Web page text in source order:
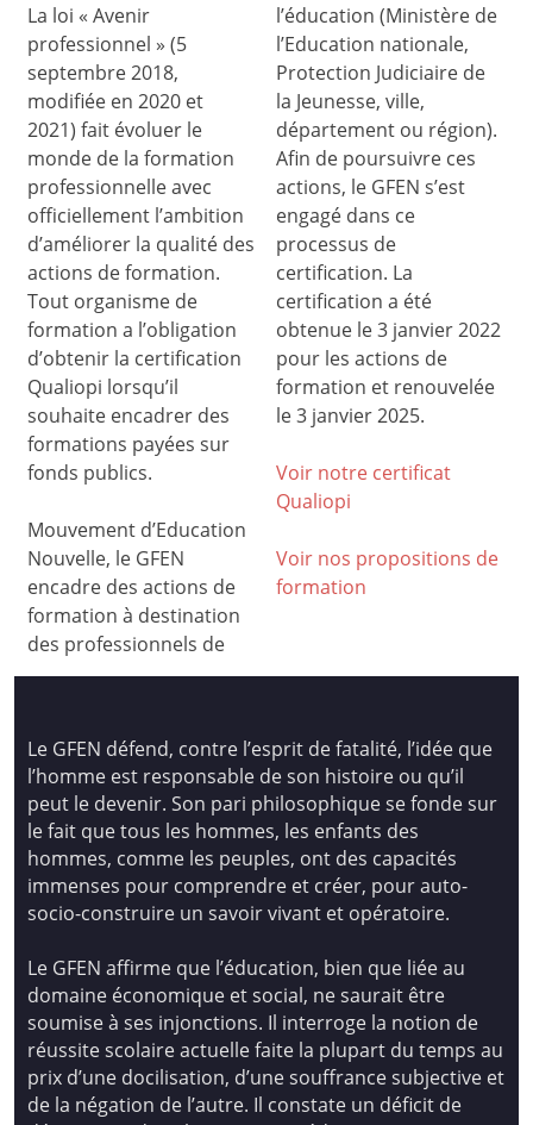
La loi « Avenir
professionnel » (5
septembre 2018,
modifiée en 2020 et
2021) fait évoluer le
monde de la formation
professionnelle avec
officiellement l’ambition
d’améliorer la qualité des
actions de formation.
Tout organisme de
formation a l’obligation
d’obtenir la certification
Qualiopi lorsqu’il
souhaite encadrer des
formations payées sur
fonds publics.
Mouvement d’Education
Nouvelle, le GFEN
encadre des actions de
formation à destination
des professionnels de
l’éducation (Ministère de
l’Education nationale,
Protection Judiciaire de
la Jeunesse, ville,
département ou région).
Afin de poursuivre ces
actions, le GFEN s’est
engagé dans ce
processus de
certification. La
certification a été
obtenue le 3 janvier 2022
pour les actions de
formation et renouvelée
le 3 janvier 2025.
Voir notre certificat
Qualiopi
Voir nos propositions de
formation
Le GFEN défend, contre l’esprit de fatalité, l’idée que
l’homme est responsable de son histoire ou qu’il
peut le devenir. Son pari philosophique se fonde sur
le fait que tous les hommes, les enfants des
hommes, comme les peuples, ont des capacités
immenses pour comprendre et créer, pour auto-
socio-construire un savoir vivant et opératoire.
Le GFEN affirme que l’éducation, bien que liée au
domaine économique et social, ne saurait être
soumise à ses injonctions. Il interroge la notion de
réussite scolaire actuelle faite la plupart du temps au
prix d’une docilisation, d’une souffrance subjective et
de la négation de l’autre. Il constate un déficit de